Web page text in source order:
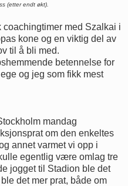
(etter endt økt).
coachingtimer med Szalkai i
kone og en viktig del av
til å bli med.
betennelse for
og jeg som fikk mest
mandag
om den enkeltes
annet varmet vi opp i
egentlig være omlag tre
jogget til Stadion ble det
det mer prat, både om